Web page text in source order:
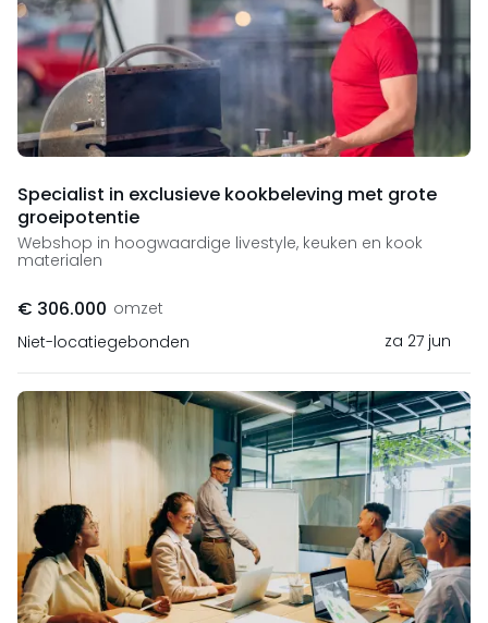
Specialist in exclusieve kookbeleving met grote
groeipotentie
Webshop in hoogwaardige livestyle, keuken en kook
materialen
€ 306.000 omzet
Niet-locatiegebonden
za 27 jun